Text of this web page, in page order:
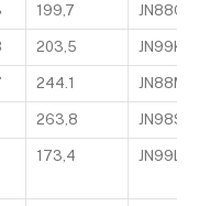
199,7 JN88QS
203,5 JN99KL
244.1 JN88ME
263,8 JN98SL
173,4 JN99LA